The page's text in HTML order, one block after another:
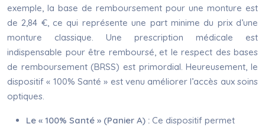
exemple, la base de remboursement pour une monture est
de 2,84 €, ce qui représente une part minime du prix d’une
monture classique. Une prescription médicale est
indispensable pour être remboursé, et le respect des bases
de remboursement (BRSS) est primordial. Heureusement, le
dispositif « 100% Santé » est venu améliorer l’accès aux soins
optiques.
Le « 100% Santé » (Panier A) : Ce dispositif permet